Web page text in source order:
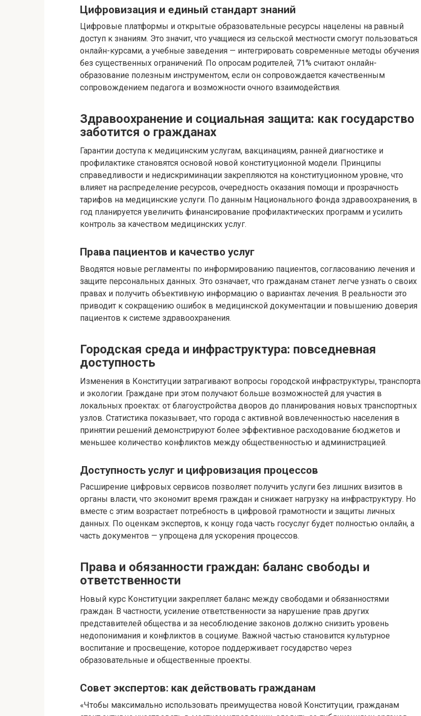
Цифровизация и единый стандарт знаний
Цифровые платформы и открытые образовательные ресурсы нацелены на равный
доступ к знаниям. Это значит, что учащиеся из сельской местности смогут пользоваться
онлайн-курсами, а учебные заведения — интегрировать современные методы обучения
без существенных ограничений. По опросам родителей, 71% считают онлайн-
образование полезным инструментом, если он сопровождается качественным
сопровождением педагога и возможности очного взаимодействия.
Здравоохранение и социальная защита: как государство
заботится о гражданах
Гарантии доступа к медицинским услугам, вакцинациям, ранней диагностике и
профилактике становятся основой новой конституционной модели. Принципы
справедливости и недискриминации закрепляются на конституционном уровне, что
влияет на распределение ресурсов, очередность оказания помощи и прозрачность
тарифов на медицинские услуги. По данным Национального фонда здравоохранения, в
год планируется увеличить финансирование профилактических программ и усилить
контроль за качеством медицинских услуг.
Права пациентов и качество услуг
Вводятся новые регламенты по информированию пациентов, согласованию лечения и
защите персональных данных. Это означает, что гражданам станет легче узнать о своих
правах и получить объективную информацию о вариантах лечения. В реальности это
приводит к сокращению ошибок в медицинской документации и повышению доверия
пациентов к системе здравоохранения.
Городская среда и инфраструктура: повседневная
доступность
Изменения в Конституции затрагивают вопросы городской инфраструктуры, транспорта
и экологии. Граждане при этом получают больше возможностей для участия в
локальных проектах: от благоустройства дворов до планирования новых транспортных
узлов. Статистика показывает, что города с активной вовлеченностью населения в
принятии решений демонстрируют более эффективное расходование бюджетов и
меньшее количество конфликтов между общественностью и администрацией.
Доступность услуг и цифровизация процессов
Расширение цифровых сервисов позволяет получить услуги без лишних визитов в
органы власти, что экономит время граждан и снижает нагрузку на инфраструктуру. Но
вместе с этим возрастает потребность в цифровой грамотности и защиты личных
данных. По оценкам экспертов, к концу года часть госуслуг будет полностью онлайн, а
часть документов — упрощена для ускорения процессов.
Права и обязанности граждан: баланс свободы и
ответственности
Новый курс Конституции закрепляет баланс между свободами и обязанностями
граждан. В частности, усиление ответственности за нарушение прав других
представителей общества и за несоблюдение законов должно снизить уровень
недопонимания и конфликтов в социуме. Важной частью становится культурное
воспитание и просвещение, которое поддерживает государство через
образовательные и общественные проекты.
Совет экспертов: как действовать гражданам
«Чтобы максимально использовать преимущества новой Конституции, гражданам